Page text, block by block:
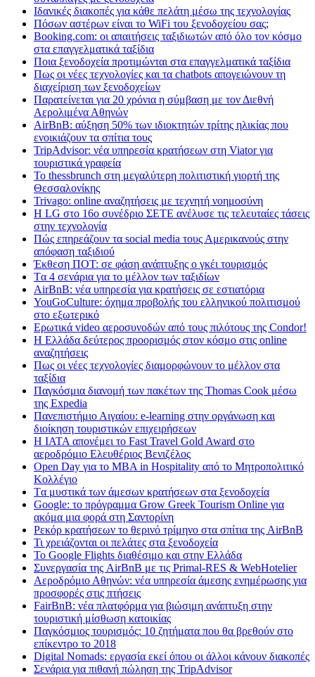
Iδανικές διακοπές για κάθε πελάτη μέσω της τεχνολογίας
Πόσων αστέρων είναι το WiFi του ξενοδοχείου σας;
Booking.com: οι απαιτήσεις ταξιδιωτών από όλο τον κόσμο
στα επαγγελματικά ταξίδια
Ποια ξενοδοχεία προτιμώνται στα επαγγελματικά ταξίδια
Πως οι νέες τεχνολογίες και τα chatbots απογειώνουν τη
διαχείριση των ξενοδοχείων
Παρατείνεται για 20 χρόνια η σύμβαση με τον Διεθνή
Αερολιμένα Αθηνών
AirBnB: αύξηση 50% των ιδιοκτητών τρίτης ηλικίας που
ενοικιάζουν τα σπίτια τους
TripAdvisor: νέα υπηρεσία κρατήσεων στη Viator για
τουριστικά γραφεία
Το thessbrunch στη μεγαλύτερη πολιτιστική γιορτή της
Θεσσαλονίκης
Trivago: online αναζητήσεις με τεχνητή νοημοσύνη
H LG στο 16ο συνέδριο ΣΕΤΕ ανέλυσε τις τελευταίες τάσεις
στην τεχνολογία
Πώς επηρεάζουν τα social media τους Αμερικανούς στην
απόφαση ταξιδιού
Έκθεση ΠΟΤ: σε φάση ανάπτυξης ο γκέι τουρισμός
Tα 4 σενάρια για το μέλλον των ταξιδίων
AirBnB: νέα υπηρεσία για κρατήσεις σε εστιατόρια
YouGoCulture: όχημα προβολής του ελληνικού πολιτισμού
στο εξωτερικό
Eρωτικά video αεροσυνοδών από τους πιλότους της Condor!
Η Ελλάδα δεύτερος προορισμός στον κόσμο στις online
αναζητήσεις
Πως οι νέες τεχνολογίες διαμορφώνουν το μέλλον στα
ταξίδια
Παγκόσμια διανομή των πακέτων της Thomas Cook μέσω
της Expedia
Πανεπιστήμιο Αιγαίου: e-learning στην οργάνωση και
διοίκηση τουριστικών επιχειρήσεων
Η IATA απονέμει το Fast Travel Gold Award στο
αεροδρόμιο Ελευθέριος Βενιζέλος
Open Day για το MBA in Hospitality από το Μητροπολιτικό
Κολλέγιο
Tα μυστικά των άμεσων κρατήσεων στα ξενοδοχεία
Google: το πρόγραμμα Grow Greek Tourism Online για
ακόμα μια φορά στη Σαντορίνη
Ρεκόρ κρατήσεων το θερινό τρίμηνο στα σπίτια της AirBnB
Τι χρειάζονται οι πελάτες στα ξενοδοχεία
Το Google Flights διαθέσιμο και στην Ελλάδα
Συνεργασία​ ​της​ ​AirBnB​ ​με​ ​τις​ ​Primal-RES​ ​&​ ​WebHotelier
Aεροδρόμιο Αθηνών: νέα υπηρεσία άμεσης ενημέρωσης για
προσφορές στις πτήσεις
FairBnB: νέα πλατφόρμα για βιώσιμη ανάπτυξη στην
τουριστική μίσθωση κατοικίας
Παγκόσμιος τουρισμός: 10 ζητήματα που θα βρεθούν στο
επίκεντρο το 2018
Digital Nomads: εργασία εκεί όπου οι άλλοι κάνουν διακοπές
Σενάρια για πιθανή πώληση της TripAdvisor